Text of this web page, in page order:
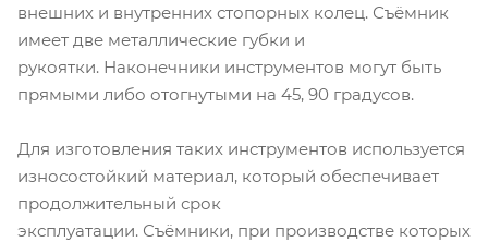
внешних и внутренних стопорных колец. Съёмник
имеет две металлические губки и
рукоятки. Наконечники инструментов могут быть
прямыми либо отогнутыми на 45, 90 градусов.
Для изготовления таких инструментов используется
износостойкий материал, который обеспечивает
продолжительный срок
эксплуатации. Съёмники, при производстве которых